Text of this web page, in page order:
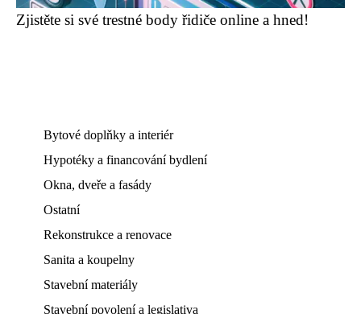
Zjistěte si své trestné body řidiče online a hned!
Bytové doplňky a interiér
Hypotéky a financování bydlení
Okna, dveře a fasády
Ostatní
Rekonstrukce a renovace
Sanita a koupelny
Stavební materiály
Stavební povolení a legislativa